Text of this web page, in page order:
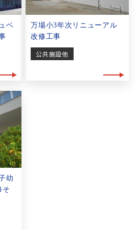
ベ
万場小3年次リニューアル
改修工事
公共施設他
幼
そ